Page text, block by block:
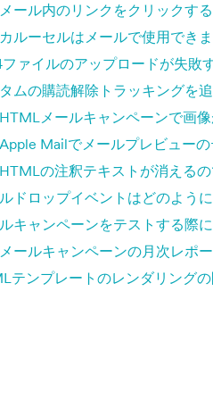
ール内のリンクをクリックす
ルーセルはメールで使用でき
ァイルのアップロードが失敗
ムの購読解除トラッキングを
メールキャンペーンで画
Mailでメールプレビュー
の注釈テキストが消えるの
ドロップイベントはどのよう
キャンペーンをテストする際
ールキャンペーンの月次レポ
テンプレートのレンダリング